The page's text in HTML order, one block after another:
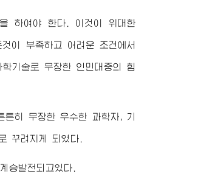
을 하여야 한다. 이것이 위대한
이 부족하고 어려운 조건에서
기술로 무장한 인민대중의 힘
히 무장한 우수한 과학자, 기
꾸려지게 되였다.
승발전되고있다.